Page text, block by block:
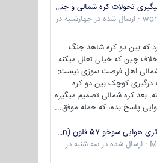
تحلیل و پیگیری تحولات کره شمالی و جنوبی
· ارسال شده در چهارشنبه در
که بین دو کره شاهد جنگ
خلاف چین که خیلی تعلل میکنه
شمالی اهل فرصت سوزی نیست:
درگیری کوچک بین دو کره
بعد کره شمالی تصمیم میگیره
پاسخ بده، که حمله موفق...
جنگنده برتری هوایی سوخو-57 فلون (Su-57/Felon)
· ارسال شده در سه شنبه در